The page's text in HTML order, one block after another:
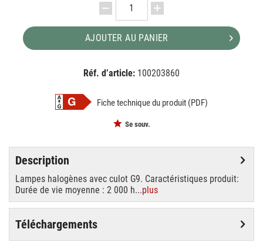
AJOUTER AU PANIER
Réf. d’article: 100203860
Fiche technique du produit (PDF)
Se souv.
Description
Lampes halogènes avec culot G9. Caractéristiques produit:
Durée de vie moyenne : 2 000 h...plus
Téléchargements